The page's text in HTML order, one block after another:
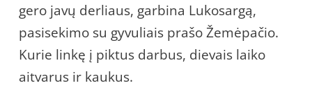
gero javų derliaus, garbina Lukosargą,
pasisekimo su gyvuliais prašo Žemėpačio.
Kurie linkę į piktus darbus, dievais laiko
aitvarus ir kaukus.